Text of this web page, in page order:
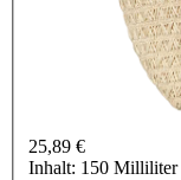
25,89 €
Inhalt: 150 Milliliter